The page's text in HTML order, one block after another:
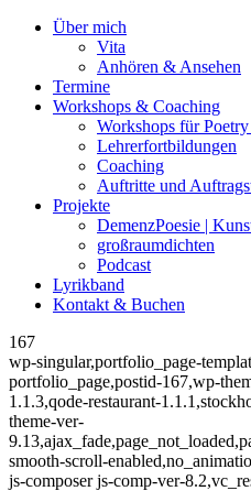
Über mich
Vita
Anhören & Ansehen
Termine
Workshops & Coaching
Workshops für
Lehrerfortbildungen
Coaching
Auftritte und
Projekte
DemenzPoesie |
großraumdichten
Podcast
Lyrikband
Kontakt & Buchen
167
wp-singular,portfolio_page-
portfolio_page,postid-167,wp-
1.1.3,qode-restaurant-
theme-ver-
smooth-scroll-
js-composer js-comp-ver-